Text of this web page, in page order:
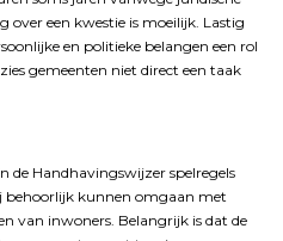
over een kwestie is moeilijk. Lastig
en politieke belangen een rol
gemeenten niet direct een taak
de Handhavingswijzer spelregels
behoorlijk kunnen omgaan met
van inwoners. Belangrijk is dat de